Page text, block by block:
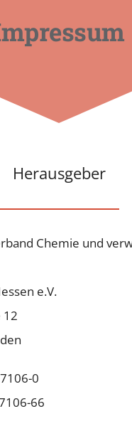
Herausgeber
Chemie und
e.V.
12
0
66